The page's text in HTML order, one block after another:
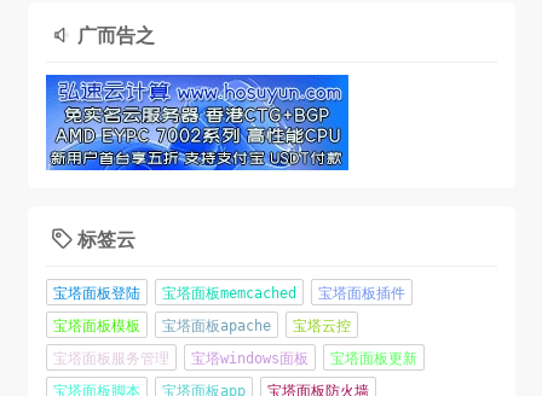
 广而告之
 标签云
宝塔面板登陆 宝塔面板memcached
宝塔面板插件
宝塔面板模板
宝塔面板apache
宝塔云控
宝塔面板服务管理
宝塔windows面板
宝塔面板更新
宝塔面板脚本
宝塔面板app 宝塔面板防火墙